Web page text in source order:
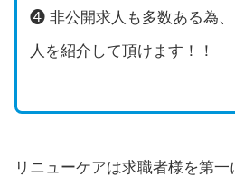
❹ 非公開求人も多数ある為
人を紹介して頂けます！！
リニューケアは求職者様を第